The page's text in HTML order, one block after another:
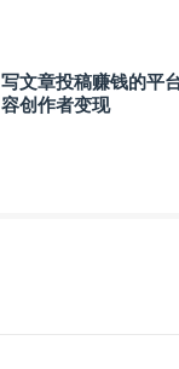
写文章投稿赚钱的平
容创作者变现